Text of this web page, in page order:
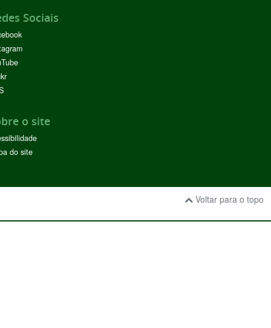
Sociais
o site
do site
Voltar para o topo